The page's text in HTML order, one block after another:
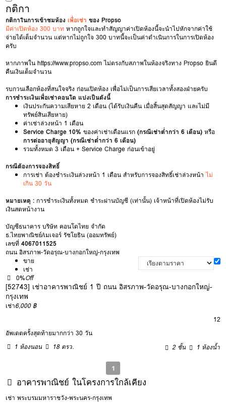
กติกา
กติกาในการเข้าชมห้องเพื่อเช่า ของ Propso
มีค่าเปิดห้อง 300 บาท หากถูกใจและทำสัญญาค่าเปิดห้องนี้จะนำไปหักจากค่าใช้
จ่ายได้เต็มจำนวน แต่หากไม่ถูกใจ 300 บาทนี้จะเป็นค่าดำเนินการในการเปิดห้อง
ครับ
หากภาพในhttps://www.propso.comไม่ตรงกับสภาพในห้องจริงทาง Propso ยินดี
คืนเงินเต็มจำนวน
รบกวนเลือกห้องที่สนใจจริง ก่อนเปิดห้อง เพื่อไม่เป็นการเสียเวลาทั้งสองฝ่ายครับ
การชำระเงินเพื่อเช่าคอนโด แบ่งเป็นดังนี้
เงินประกันความเสียหาย 2 เดือน (ได้รับเงินคืน เมื่อสิ้นสุดสัญญา และไม่มี
ทรัพย์สินเสียหาย)
ค่าเช่าล่วงหน้า 1 เดือน
Service Charge 10% ของค่าเช่าเดือนแรก(กรณีเช่าต่ำกว่า 6 เดือน) หรือ
การต่ออายุสัญญา (กรณีเช่าต่ำกว่า 6 เดือน)
รวมทั้งหมด 3 เดือน + Service Charge ก่อนเข้าอยู่
กรณีต้องการจองสิทธิ์
การเช่า ต้องชำระเงินล่วงหน้า 1 เดือน สำหรับการจองสิทธิ์เช่าล่วงหน้าไม่
เกิน 30 วัน
หมายเหตุ : การชำระเงินทั้งหมด ชำระผ่านบัญชี (เท่านั้น) เจ้าหน้าที่เปิดห้องไม่รับ
เงินสดหน้างาน
บัญชีธนาคาร บริษัท คอนโดไทย จำกัด
ธ.ไทยพาณิชย์/เมเจอร์ รัชโยธิน (ออมทรัพย์)
เลขที่4067011525
ถนน อิสรภาพ-วัดอรุณ-บางกอกใหญ่-กรุงเทพ
ขาย
เช่า
0%Off
[52743] เช่าอาคารพาณิชย์ 1 ปี ถนน อิสรภาพ-วัดอรุณ-บางกอกใหญ่-
กรุงเทพ
เช่า6,000 ฿
12
อัพเดตครั้งสุดท้ายมากกว่า 30 วัน
1 ห้องนอน
18 ตรว. 2 ชั้น 1 ห้องน้ำ
1
อาคารพาณิชย์ ในโครงการใกล้เคียง
เช่า พระบรมมหาราชวัง-พระนคร-กรุงเทพ